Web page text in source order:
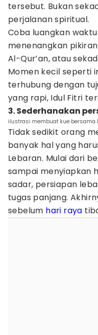
tersebut. Bukan
perjalanan spiritual.
Coba luangkan
menenangkan
Al-Qur’an, atau
Momen kecil seperti
terhubung dengan
yang rapi, Idul Fitri
3. Sederhanakan
ilustrasi membuat kue bersama
Tidak sedikit orang
banyak hal yang
Lebaran. Mulai dari
sampai menyiapkan
sadar, persiapan
tugas panjang.
sebelum hari raya